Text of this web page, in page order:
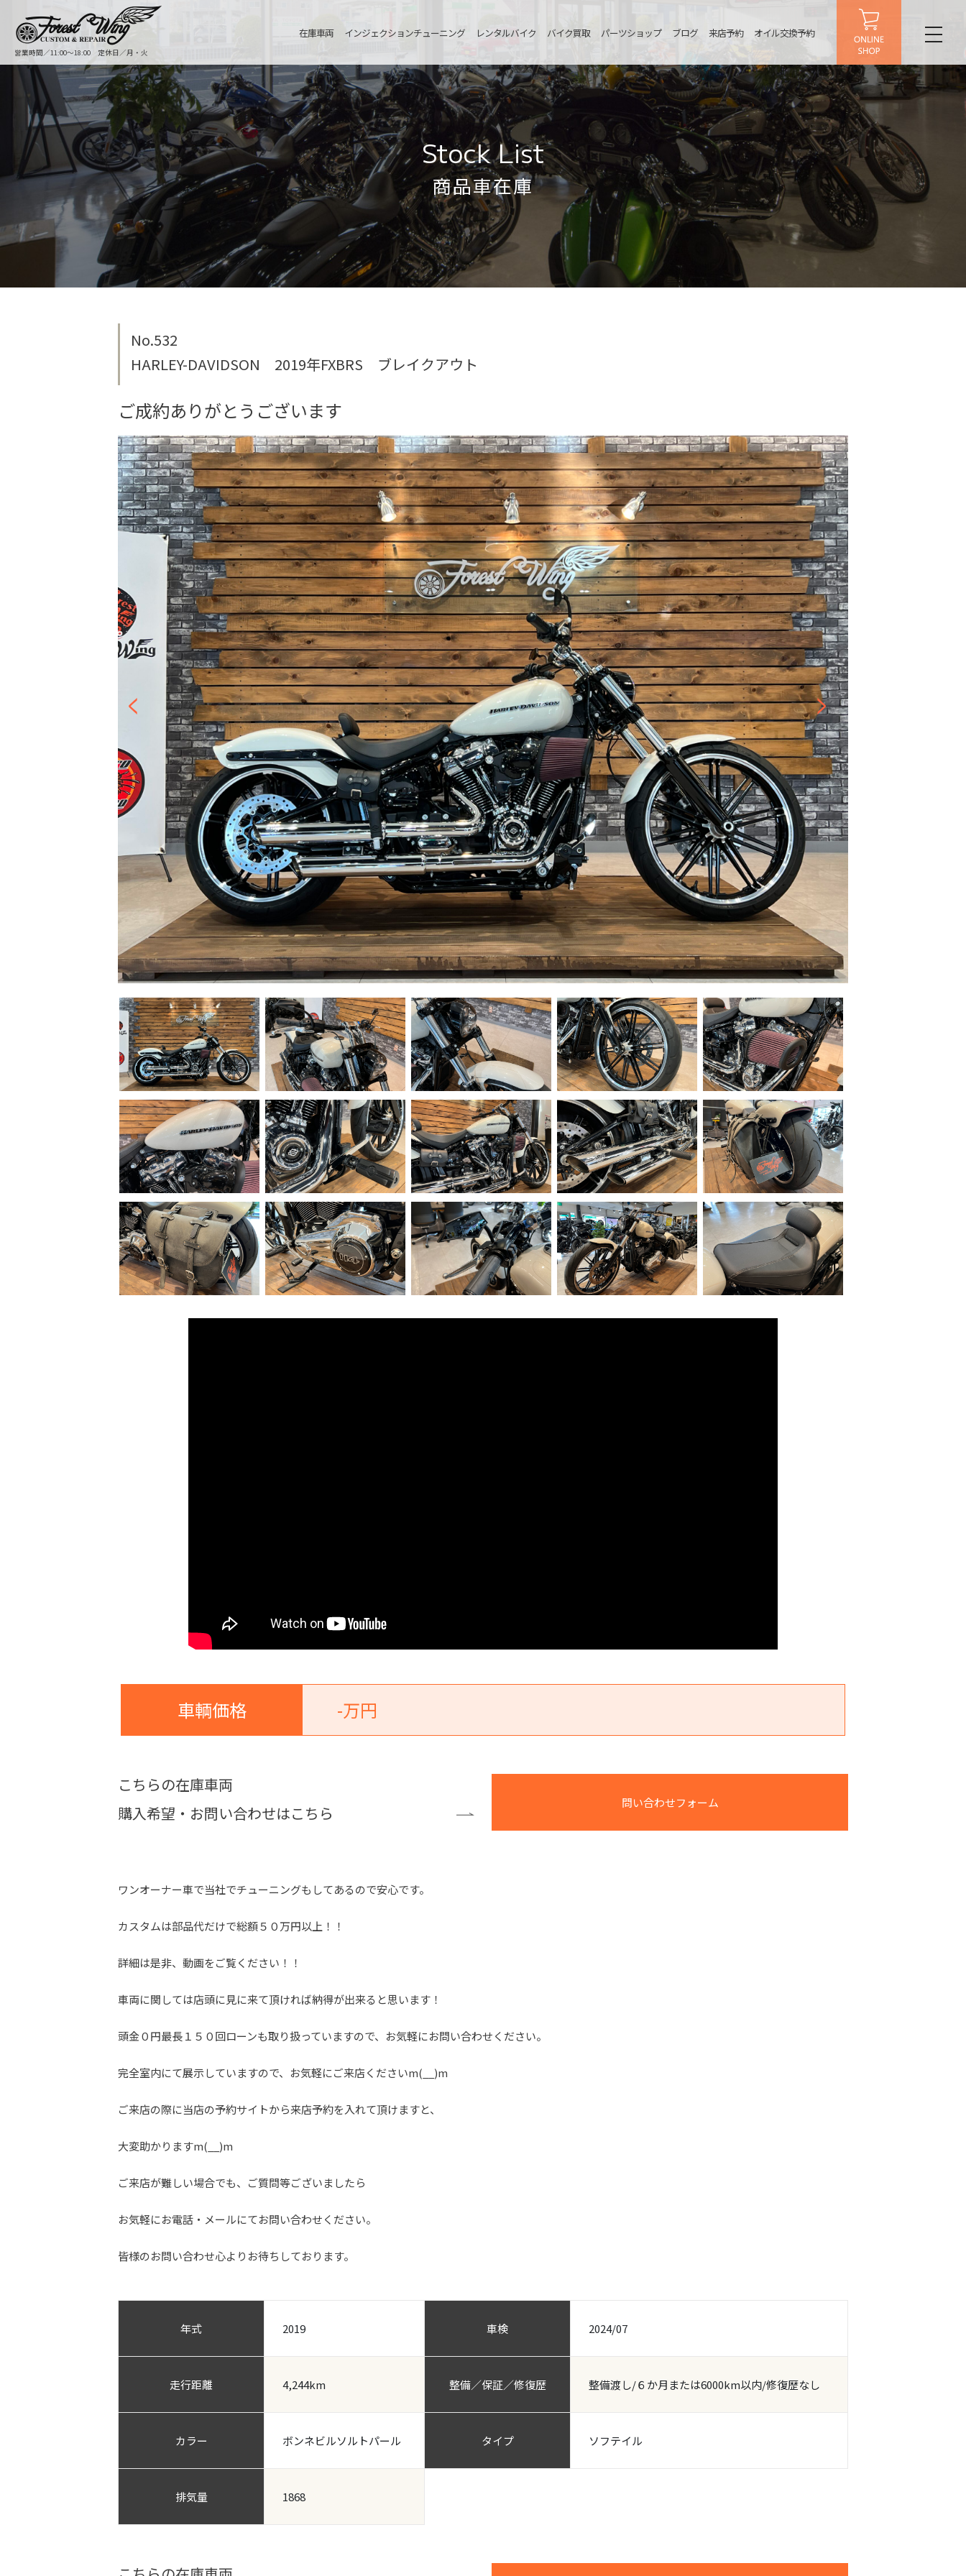
営業時間／11:00〜18:00 定休日／月・火
在庫車両 インジェクションチューニング レンタルバイク バイク買取 パーツショップ ブログ 来店予約 オイル交換予約
Stock List
商品車在庫
No.532
HARLEY-DAVIDSON 2019年FXBRS ブレイクアウト
ご成約ありがとうございます
車輌価格 -万円
こちらの在庫車両
購入希望・お問い合わせはこちら
問い合わせフォーム
ワンオーナー車で当社でチューニングもしてあるので安心です。
カスタムは部品代だけで総額５０万円以上！！
詳細は是非、動画をご覧ください！！
車両に関しては店頭に見に来て頂ければ納得が出来ると思います！
頭金０円最長１５０回ローンも取り扱っていますので、お気軽にお問い合わせください。
完全室内にて展示していますので、お気軽にご来店くださいm(__)m
ご来店の際に当店の予約サイトから来店予約を入れて頂けますと、
大変助かりますm(__)m
ご来店が難しい場合でも、ご質問等ございましたら
お気軽にお電話・メールにてお問い合わせください。
皆様のお問い合わせ心よりお待ちしております。
年式 2019 車検 2024/07
走行距離 4,244km 整備／保証／修復歴 整備渡し/６か月または6000km以内/修復歴なし
カラー ボンネビルソルトパール タイプ ソフテイル
排気量 1868